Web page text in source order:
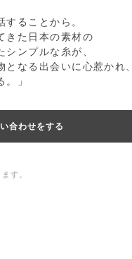
ることから。
きた日本の素材の
ンプルな糸が、
なる出会いに心惹かれ、
」
合わせをする
す。